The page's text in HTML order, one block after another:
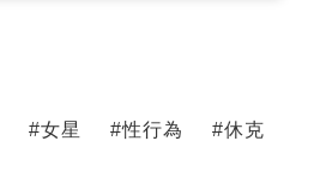
#女星 #性行為 #休克